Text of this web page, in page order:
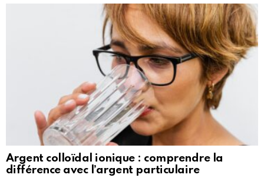
Argent colloïdal ionique : comprendre la
différence avec l’argent particulaire